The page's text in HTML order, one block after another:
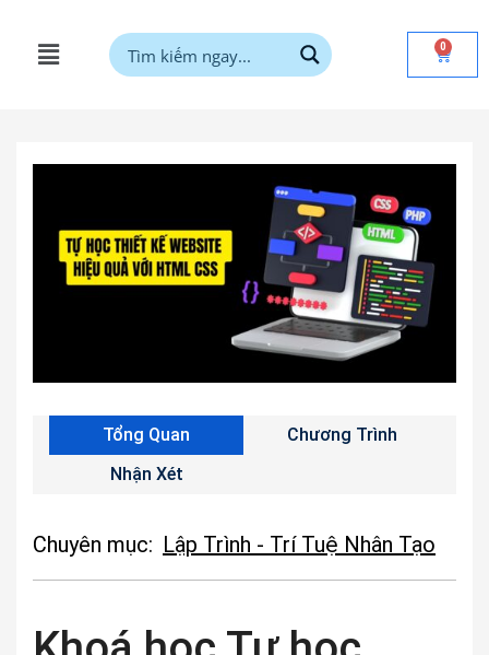
0
Tổng Quan
Chương Trình
Nhận Xét
Chuyên mục: Lập Trình - Trí Tuệ Nhân Tạo